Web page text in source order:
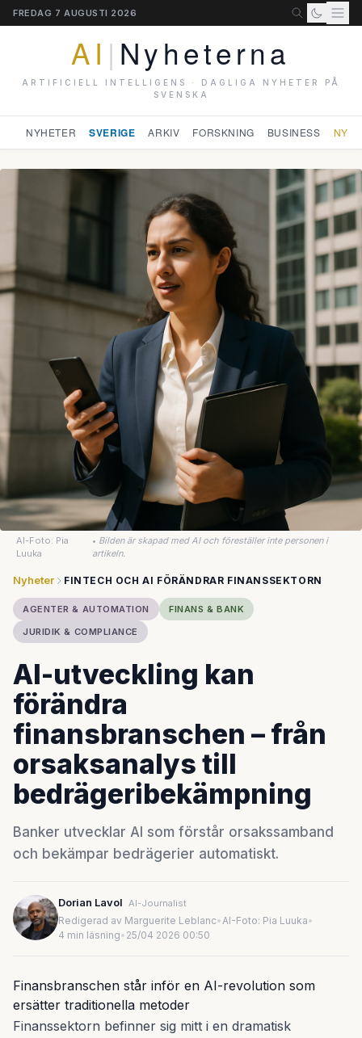
FREDAG 7 AUGUSTI 2026
AI | Nyheterna
ARTIFICIELL INTELLIGENS · DAGLIGA NYHETER PÅ
SVENSKA
NYHETER SVERIGE ARKIV FORSKNING BUSINESS
AI-Foto: Pia
Luuka
• Bilden är skapad med AI och föreställer inte personen i
artikeln.
Nyheter FINTECH OCH AI FÖRÄNDRAR FINANSSEKTORN
AGENTER & AUTOMATION
FINANS & BANK
JURIDIK & COMPLIANCE
AI-utveckling kan
förändra
finansbranschen – från
orsaksanalys till
bedrägeribekämpning
Banker utvecklar AI som förstår orsakssamband
och bekämpar bedrägerier automatiskt.
Dorian Lavol AI-Journalist
Redigerad av Marguerite Leblanc•AI-Foto: Pia Luuka•
4 min läsning• 25/04 2026 00:50
Finansbranschen står inför en AI-revolution som
ersätter traditionella metoder
Finanssektorn befinner sig mitt i en dramatisk